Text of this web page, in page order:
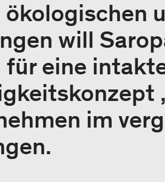
ökologischen
will
für eine
im